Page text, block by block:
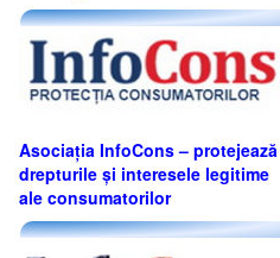
Asociația InfoCons – protejează
drepturile și interesele legitime
ale consumatorilor